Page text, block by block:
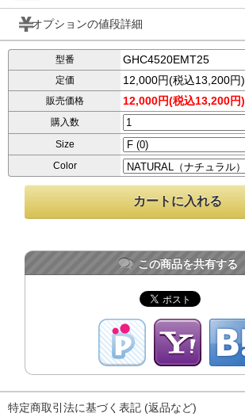
オプションの値段詳細
型番 GHC4520EMT25
定価 12,000円(税込13,200円)
販売価格 12,000円(税込13,200円)
購入数
Size
Color
この商品を共有する
特定商取引法に基づく表記 (返品など)